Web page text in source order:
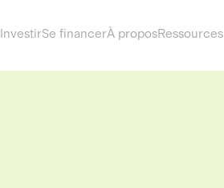
InvestirSe financerÀ proposRessources